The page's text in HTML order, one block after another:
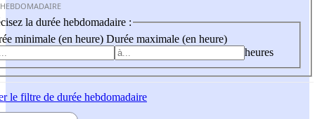
la durée hebdomadaire :
minimale (en heure) Durée maximale (en heure)
heures
le filtre de durée hebdomadaire